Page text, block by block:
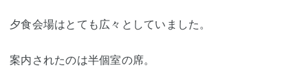
夕食会場はとても広々としていました。
案内されたのは半個室の席。